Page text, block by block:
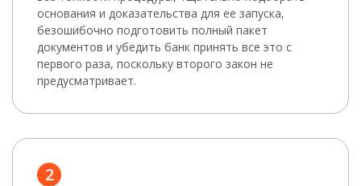
основания и доказательства для ее запуска,
безошибочно подготовить полный пакет
документов и убедить банк принять все это с
первого раза, поскольку второго закон не
предусматривает.
2